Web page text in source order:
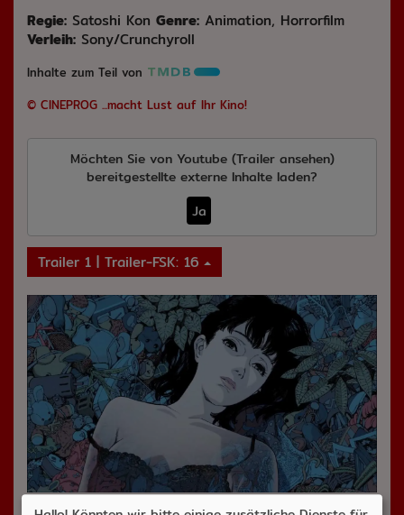
Regie: Satoshi Kon Genre: Animation, Horrorfilm
Verleih: Sony/Crunchyroll
Inhalte zum Teil von
© CINEPROG ...macht Lust auf Ihr Kino!
Möchten Sie von Youtube (Trailer ansehen)
bereitgestellte externe Inhalte laden?
Ja
Trailer 1 | Trailer-FSK: 16